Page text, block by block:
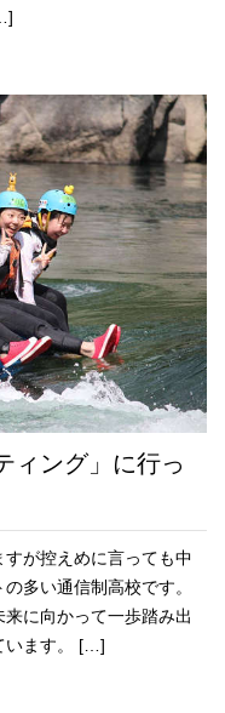
ィング」に行っ
が控えめに言っても中
多い通信制高校です。
に向かって一歩踏み出
います。 […]